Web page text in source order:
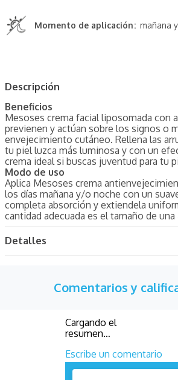
Momento de aplicación mañana
Descripción
Beneficios
Mesoses crema facial liposomada con
previenen y actúan sobre los signos o
envejecimiento cutáneo. Rellena las
tu piel luzca más luminosa y con un
crema ideal si buscas juventud para tu
Modo de uso
Aplica Mesoses crema
los días mañana y/o noche con un
completa absorción y extiendela
cantidad adecuada es el tamaño de una
Detalles
Comentarios y
Cargando el
resumen…
Escribe un comentario